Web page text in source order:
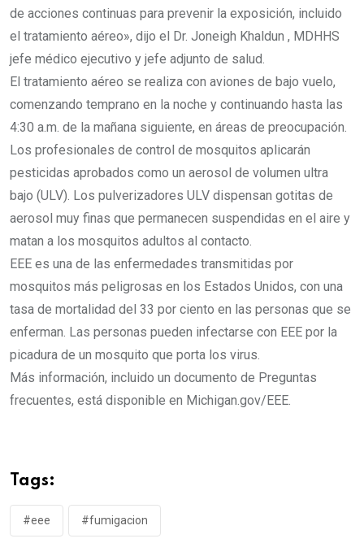
de acciones continuas para prevenir la exposición, incluido
el tratamiento aéreo», dijo el Dr. Joneigh Khaldun , MDHHS
jefe médico ejecutivo y jefe adjunto de salud.
El tratamiento aéreo se realiza con aviones de bajo vuelo,
comenzando temprano en la noche y continuando hasta las
4:30 a.m. de la mañana siguiente, en áreas de preocupación.
Los profesionales de control de mosquitos aplicarán
pesticidas aprobados como un aerosol de volumen ultra
bajo (ULV). Los pulverizadores ULV dispensan gotitas de
aerosol muy finas que permanecen suspendidas en el aire y
matan a los mosquitos adultos al contacto.
EEE es una de las enfermedades transmitidas por
mosquitos más peligrosas en los Estados Unidos, con una
tasa de mortalidad del 33 por ciento en las personas que se
enferman. Las personas pueden infectarse con EEE por la
picadura de un mosquito que porta los virus.
Más información, incluido un documento de Preguntas
frecuentes, está disponible en Michigan.gov/EEE.
Tags:
#eee #fumigacion